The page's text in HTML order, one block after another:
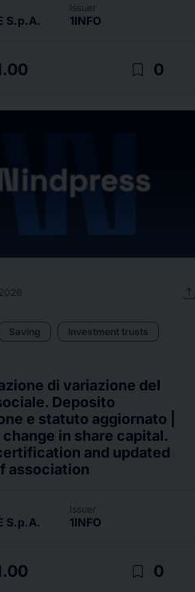
S.p.A.
Issuer
1INFO
bookmark_border 0
Saving
Investment trusts
di variazione del
Deposito
e statuto aggiornato |
in share capital.
and updated
association
S.p.A.
Issuer
1INFO
bookmark_border 0